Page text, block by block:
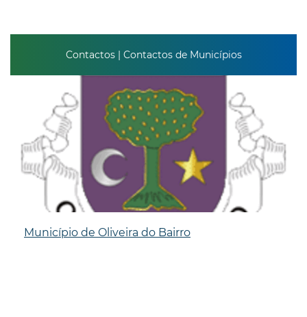
Contactos | Contactos de Municípios
Município de Oliveira do Bairro